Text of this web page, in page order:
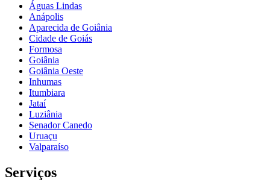
Águas Lindas
Anápolis
Aparecida de Goiânia
Cidade de Goiás
Formosa
Goiânia
Goiânia Oeste
Inhumas
Itumbiara
Jataí
Luziânia
Senador Canedo
Uruaçu
Valparaíso
Serviços